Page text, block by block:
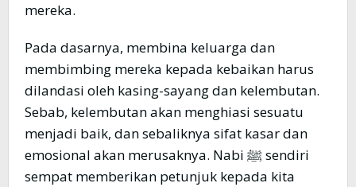
mereka.
Pada dasarnya, membina keluarga dan
membimbing mereka kepada kebaikan harus
dilandasi oleh kasing-sayang dan kelembutan.
Sebab, kelembutan akan menghiasi sesuatu
menjadi baik, dan sebaliknya sifat kasar dan
emosional akan merusaknya. Nabi ﷺ sendiri
sempat memberikan petunjuk kepada kita